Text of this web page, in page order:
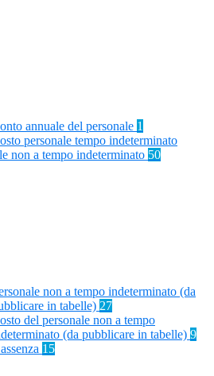
annuale del personale 1
personale tempo indeterminato
non a tempo indeterminato 50
non a tempo indeterminato (da
in tabelle) 27
del personale non a tempo
(da pubblicare in tabelle) 9
15